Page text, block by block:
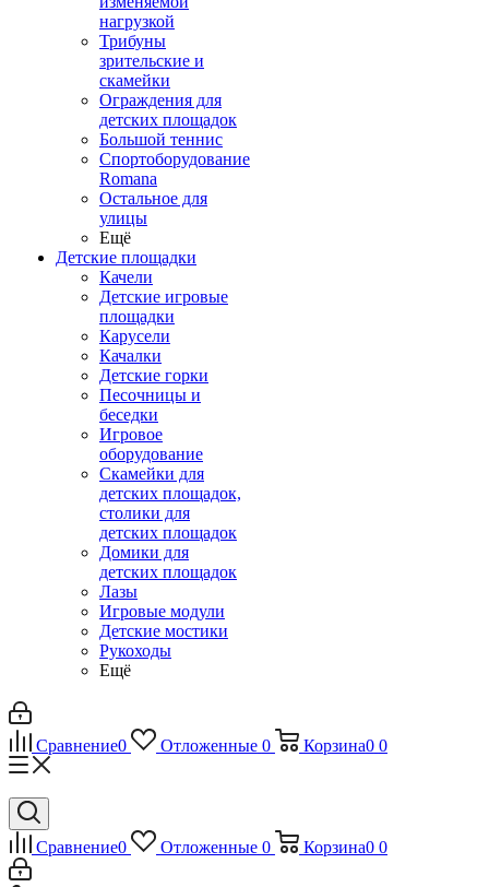
нагрузкой
Трибуны
зрительские и
скамейки
Ограждения для
детских площадок
Большой теннис
Спортоборудование
Romana
Остальное для
улицы
Ещё
Детские площадки
Качели
Детские игровые
площадки
Карусели
Качалки
Детские горки
Песочницы и
беседки
Игровое
оборудование
Скамейки для
детских площадок,
столики для
детских площадок
Домики для
детских площадок
Лазы
Игровые модули
Детские мостики
Рукоходы
Ещё
Сравнение0 Отложенные 0 Корзина0 0
Сравнение0 Отложенные 0 Корзина0 0